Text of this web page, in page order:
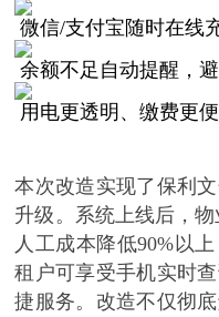
微信/支付宝随时在线
余额不足自动提醒，
用电更透明、缴费更
本次改造实现了保利
升级。系统上线后，
人工成本降低90%以
租户可享受手机实时
捷服务。改造不仅彻